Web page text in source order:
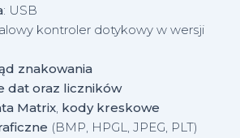
: USB
kontroler dotykowy w wersji
znakowania
dat oraz liczników
Matrix, kody kreskowe
(BMP, HPGL, JPEG, PLT)